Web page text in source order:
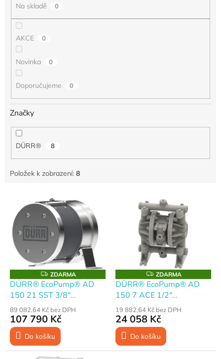
Na skladě 0
AKCE 0
Novinka 0
Doporučujeme 0
Značky
DÜRR® 8
Položek k zobrazení: 8
Z
D
A
R
A
ZDARMA
DÜRR® EcoPump® AD
150 21 SST 3/8"
Membránové čerpadlo
89 082,64 Kč bez DPH
107 790 Kč
Do košíku
Z
D
A
R
A
ZDARMA
DÜRR® EcoPump® AD
150 7 ACE 1/2"
Membránové čerpadlo
19 882,64 Kč bez DPH
24 058 Kč
Do košíku